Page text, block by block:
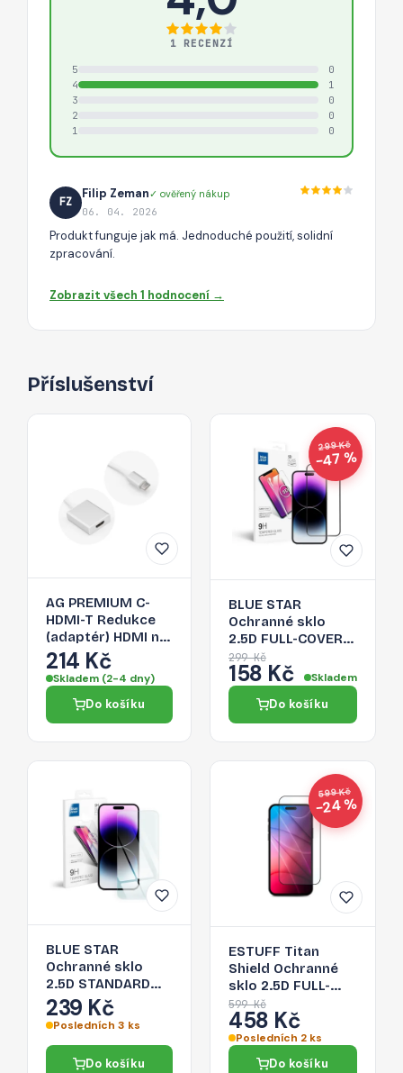
1 RECENZÍ
5
0
4
1
3
0
2
0
1
0
FZ
Filip Zeman✓ ověřený nákup
06. 04. 2026
Produkt funguje jak má. Jednoduché použití, solidní
zpracování.
Zobrazit všech 1 hodnocení →
Příslušenství
AG PREMIUM C-
HDMI-T Redukce
(adaptér) HDMI na
USB-C 3.1, délka
17cm, bílo-stříbrná
214 Kč
Skladem (2-4 dny)
Do košíku
299 Kč
−47 %
BLUE STAR
Ochranné sklo
2.5D FULL-COVER
0.3mm pro iPhone
14 Pro Max, černý
rámeček
299 Kč
158 Kč Skladem
Do košíku
BLUE STAR
Ochranné sklo
2.5D STANDARD
0.3mm pro iPhone
14 Pro Max, čiré
239 Kč
Posledních 3 ks
Do košíku
599 Kč
−24 %
ESTUFF Titan
Shield Ochranné
sklo 2.5D FULL-
COVER 0.33mm
pro iPhone 14 Pro
Max, černý
rámeček
599 Kč
458 Kč
Posledních 2 ks
Do košíku